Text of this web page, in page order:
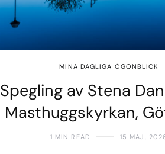
MINA DAGLIGA ÖGONBLICK
Spegling av Stena
Masthuggskyrkan,
1 MIN READ 15 MAJ,